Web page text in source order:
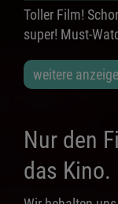
Toller Film!
super! Must-
weitere
Nur den
das Kino.